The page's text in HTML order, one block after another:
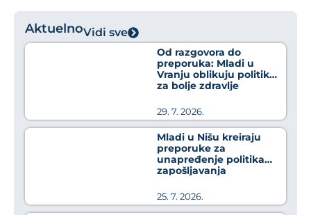
AktuelnoVidi sve
Od razgovora do
preporuka: Mladi u
Vranju oblikuju politike
za bolje zdravlje
29. 7. 2026.
Mladi u Nišu kreiraju
preporuke za
unapređenje politika
zapošljavanja
25. 7. 2026.